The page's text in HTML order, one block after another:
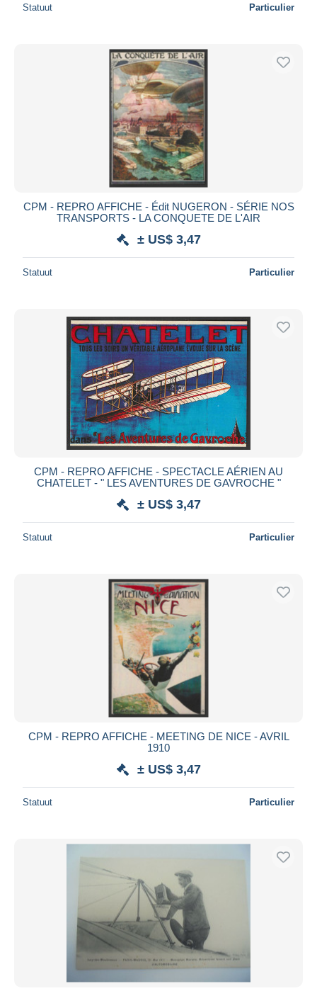
Statuut Particulier
CPM - REPRO AFFICHE - Édit NUGERON - SÉRIE NOS
TRANSPORTS - LA CONQUETE DE L'AIR
± US$ 3,47
Statuut Particulier
CPM - REPRO AFFICHE - SPECTACLE AÉRIEN AU
CHATELET - " LES AVENTURES DE GAVROCHE "
± US$ 3,47
Statuut Particulier
CPM - REPRO AFFICHE - MEETING DE NICE - AVRIL
1910
± US$ 3,47
Statuut Particulier